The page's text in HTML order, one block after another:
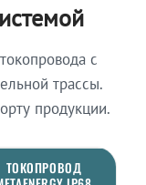
с
трассы.
продукции.
ТОКОПРОВОД